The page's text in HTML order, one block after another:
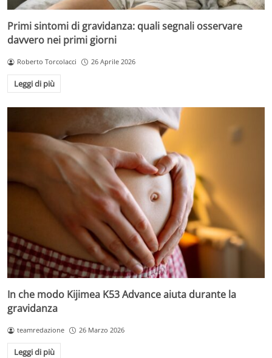
Primi sintomi di gravidanza: quali segnali osservare
davvero nei primi giorni
Roberto Torcolacci 26 Aprile 2026
Leggi di più
In che modo Kijimea K53 Advance aiuta durante la
gravidanza
teamredazione 26 Marzo 2026
Leggi di più